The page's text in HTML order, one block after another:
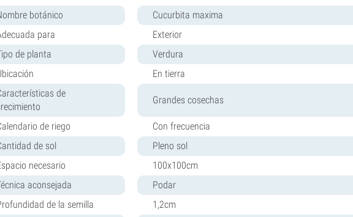
botánico
Cucurbita maxima
para
Exterior
de planta
Verdura
En tierra
de
Grandes cosechas
de riego
Con frecuencia
de sol
Pleno sol
necesario
100x100cm
aconsejada
Podar
de la semilla
1,2cm